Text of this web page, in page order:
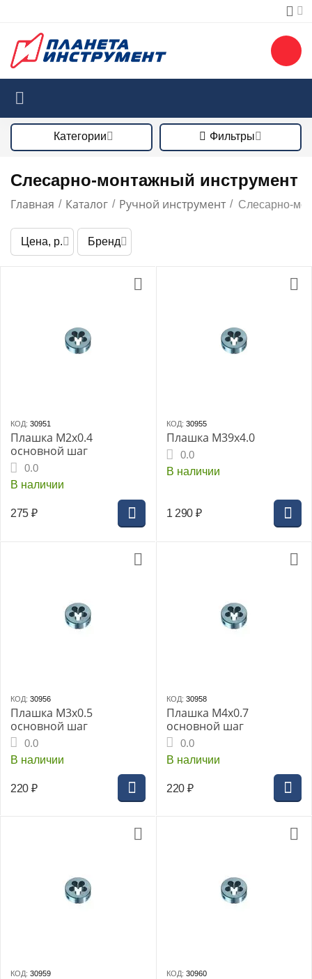
Категории Фильтры
Слесарно-монтажный инструмент
Главная / Каталог / Ручной инструмент / Слесарно-
Цена, р. Бренд
КОД: 30951
Плашка М2x0.4
основной шаг
0.0
В наличии
275 ₽
КОД: 30955
Плашка М39х4.0
0.0
В наличии
1 290 ₽
КОД: 30956
Плашка М3x0.5
основной шаг
0.0
В наличии
220 ₽
КОД: 30958
Плашка М4x0.7
основной шаг
0.0
В наличии
220 ₽
КОД: 30959 КОД: 30960